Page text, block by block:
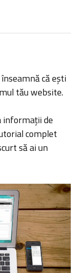
că ești
tău website.
informații de
complet
să ai un